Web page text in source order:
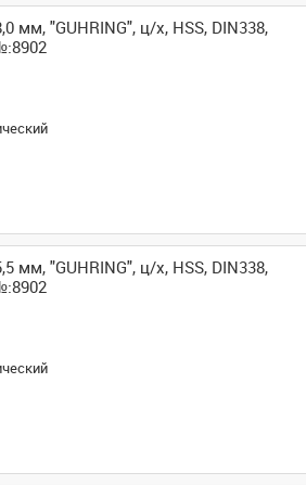
мм, "GUHRING", ц/х, HSS, DIN338,
мм, "GUHRING", ц/х, HSS, DIN338,